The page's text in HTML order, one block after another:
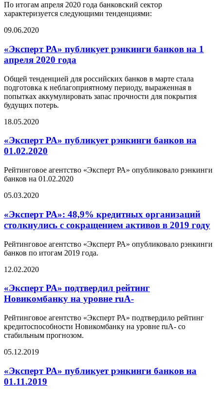
По итогам апреля 2020 года банковский сектор
характеризуется следующими тенденциями:
09.06.2020
«Эксперт РА» публикует рэнкинги банков на 1
апреля 2020 года
Общей тенденцией для российских банков в марте стала
подготовка к неблагоприятному периоду, выраженная в
попытках аккумулировать запас прочности для покрытия
будущих потерь.
18.05.2020
«Эксперт РА» публикует рэнкинги банков на
01.02.2020
Рейтинговое агентство «Эксперт РА» опубликовало рэнкинги
банков на 01.02.2020
05.03.2020
«Эксперт РА»: 48,9% кредитных организаций
столкнулись с сокращением активов в 2019 году
Рейтинговое агентство «Эксперт РА» опубликовало рэнкинги
банков по итогам 2019 года.
12.02.2020
«Эксперт РА» подтвердил рейтинг
Новикомбанку на уровне ruА-
Рейтинговое агентство «Эксперт РА» подтвердило рейтинг
кредитоспособности Новикомбанку на уровне ruА- со
стабильным прогнозом.
05.12.2019
«Эксперт РА» публикует рэнкинги банков на
01.11.2019